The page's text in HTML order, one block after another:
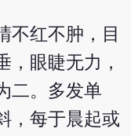
不红不肿，目
，眼睫无力，
二。多发单
，每于晨起或